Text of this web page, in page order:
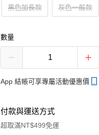
黑色加長款 灰色一般款
數量
App 結帳可享專屬活動優惠價
付款與運送方式
超取滿NT$499免運